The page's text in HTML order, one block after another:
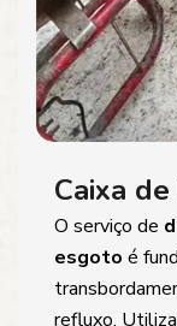
Caixa
O serviço de
esgoto é
refluxo.